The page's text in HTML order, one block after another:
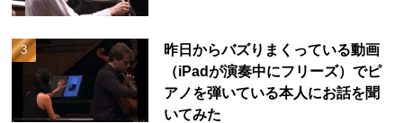
昨日からバズりまくっている動画
（iPadが演奏中にフリーズ）でピ
アノを弾いている本人にお話を聞
いてみた